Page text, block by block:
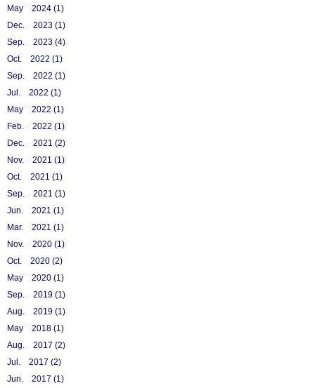
May 2024 (1)
Dec. 2023 (1)
Sep. 2023 (4)
Oct. 2022 (1)
Sep. 2022 (1)
Jul. 2022 (1)
May 2022 (1)
Feb. 2022 (1)
Dec. 2021 (2)
Nov. 2021 (1)
Oct. 2021 (1)
Sep. 2021 (1)
Jun. 2021 (1)
Mar. 2021 (1)
Nov. 2020 (1)
Oct. 2020 (2)
May 2020 (1)
Sep. 2019 (1)
Aug. 2019 (1)
May 2018 (1)
Aug. 2017 (2)
Jul. 2017 (2)
Jun. 2017 (1)